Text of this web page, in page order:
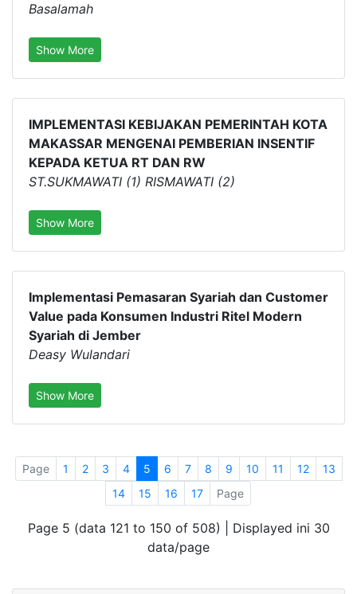
Basalamah
Show More
IMPLEMENTASI KEBIJAKAN PEMERINTAH KOTA
MAKASSAR MENGENAI PEMBERIAN INSENTIF
KEPADA KETUA RT DAN RW
ST.SUKMAWATI (1) RISMAWATI (2)
Show More
Implementasi Pemasaran Syariah dan Customer
Value pada Konsumen Industri Ritel Modern
Syariah di Jember
Deasy Wulandari
Show More
Page 1 2 3 4 5 6 7 8 9 10 11 12
13
14
15 16 17 Page
Page 5 (data 121 to 150 of 508) | Displayed ini 30
data/page